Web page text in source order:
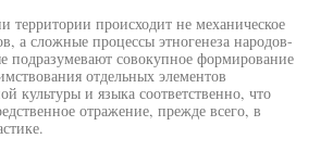
территории происходит не механическое
а сложные процессы этногенеза народов-
подразумевают совокупное формирование
отдельных элементов
культуры и языка соответственно, что
отражение, прежде всего, в